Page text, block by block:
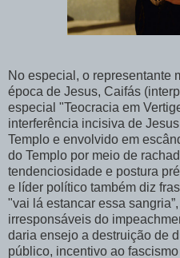
No especial, o representante
época de Jesus, Caifás
especial "Teocracia em
interferência incisiva de
Templo e envolvido em
do Templo por meio de
tendenciosidade e postura
e líder político também diz
"vai lá estancar essa
irresponsáveis do
daria ensejo a destruição de
público, incentivo ao